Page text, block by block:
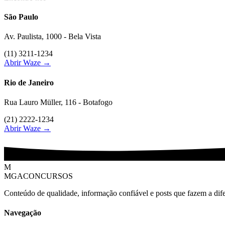
São Paulo
Av. Paulista, 1000 - Bela Vista
(11) 3211-1234
Abrir Waze →
Rio de Janeiro
Rua Lauro Müller, 116 - Botafogo
(21) 2222-1234
Abrir Waze →
M
MGACONCURSOS
Conteúdo de qualidade, informação confiável e posts que fazem a
Navegação